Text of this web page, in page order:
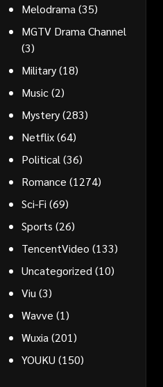
Melodrama (35)
MGTV Drama Channel
(3)
Military(18)
Music(2)
Mystery(283)
Netflix(64)
Political (36)
Romance (1274)
Sci-Fi (69)
Sports (26)
TencentVideo (133)
Uncategorized (10)
Viu (3)
Wavve (1)
Wuxia (201)
YOUKU (150)